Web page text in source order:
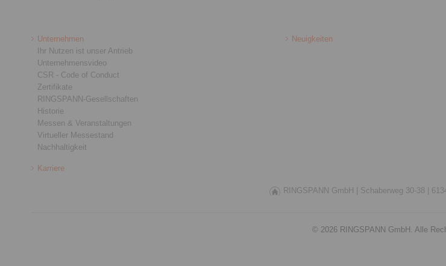
Unternehmen
Ihr Nutzen ist unser Antrieb
Unternehmensvideo
CSR - Code of Conduct
Zertifikate
RINGSPANN-Gesellschaften
Historie
Messen & Veranstaltungen
Virtueller Messestand
Nachhaltigkeit
Neuigkeiten
Karriere
RINGSPANN GmbH | Schaberweg 30-38 |
© 2026 RINGSPANN GmbH. Alle